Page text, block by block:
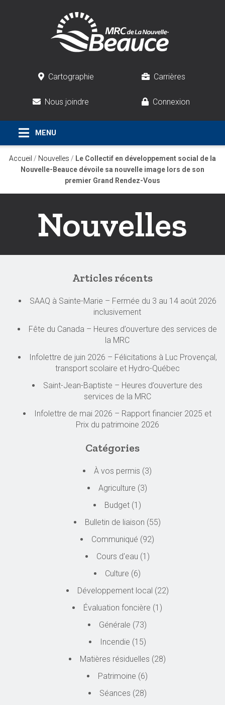
Cartographie Carrières
Nous joindre Connexion
Accueil / Nouvelles / Le Collectif en développement social de la
Nouvelle-Beauce dévoile sa nouvelle image lors de son
premier Grand Rendez-Vous
Nouvelles
Articles récents
SAAQ à Sainte-Marie – Fermée du 3 au 14 août 2026
inclusivement
Fête du Canada – Heures d’ouverture des services de
la MRC
Infolettre de juin 2026 – Félicitations à Luc Provençal,
transport scolaire et Hydro-Québec
Saint-Jean-Baptiste – Heures d’ouverture des
services de la MRC
Infolettre de mai 2026 – Rapport financier 2025 et
Prix du patrimoine 2026
Catégories
À vos permis (3)
Agriculture (3)
Budget (1)
Bulletin de liaison (55)
Communiqué (92)
Cours d'eau (1)
Culture (6)
Développement local (22)
Évaluation foncière (1)
Générale (73)
Incendie (15)
Matières résiduelles (28)
Patrimoine (6)
Séances (28)